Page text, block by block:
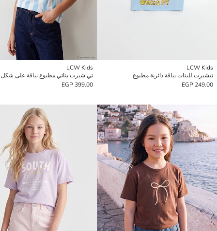
LCW Kids
تيشيرت للبنات بياقة دائرية مطبوع
249.00 EGP
LCW Kids
399.00 EGP